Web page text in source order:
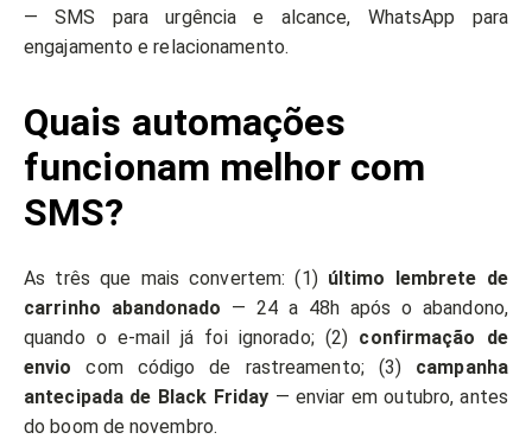
— SMS para urgência e alcance, WhatsApp para
engajamento e relacionamento.
Quais automações
funcionam melhor com
SMS?
As três que mais convertem: (1) último lembrete de
carrinho abandonado — 24 a 48h após o abandono,
quando o e-mail já foi ignorado; (2) confirmação de
envio com código de rastreamento; (3) campanha
antecipada de Black Friday — enviar em outubro, antes
do boom de novembro.